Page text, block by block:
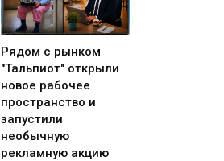
Рядом с рынком
"Тальпиот" открыли
новое рабочее
пространство и
запустили
необычную
рекламную акцию